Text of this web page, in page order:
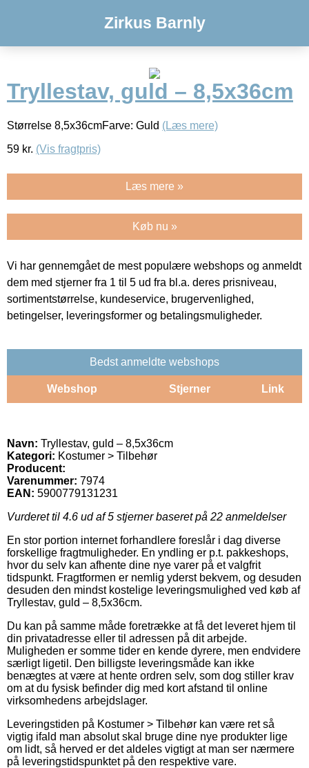
Zirkus Barnly
Tryllestav, guld – 8,5x36cm
Størrelse 8,5x36cmFarve: Guld (Læs mere)
59 kr. (Vis fragtpris)
Læs mere »
Køb nu »
Vi har gennemgået de mest populære webshops og anmeldt
dem med stjerner fra 1 til 5 ud fra bl.a. deres prisniveau,
sortimentstørrelse, kundeservice, brugervenlighed,
betingelser, leveringsformer og betalingsmuligheder.
Bedst anmeldte webshops
Webshop Stjerner Link
Navn: Tryllestav, guld – 8,5x36cm
Kategori: Kostumer > Tilbehør
Producent:
Varenummer: 7974
EAN: 5900779131231
Vurderet til 4.6 ud af 5 stjerner baseret på 22 anmeldelser
En stor portion internet forhandlere foreslår i dag diverse
forskellige fragtmuligheder. En yndling er p.t. pakkeshops,
hvor du selv kan afhente dine nye varer på et valgfrit
tidspunkt. Fragtformen er nemlig yderst bekvem, og desuden
desuden den mindst kostelige leveringsmulighed ved køb af
Tryllestav, guld – 8,5x36cm.
Du kan på samme måde foretrække at få det leveret hjem til
din privatadresse eller til adressen på dit arbejde.
Muligheden er somme tider en kende dyrere, men endvidere
særligt ligetil. Den billigste leveringsmåde kan ikke
benægtes at være at hente ordren selv, som dog stiller krav
om at du fysisk befinder dig med kort afstand til online
virksomhedens arbejdslager.
Leveringstiden på Kostumer > Tilbehør kan være ret så
vigtig ifald man absolut skal bruge dine nye produkter lige
om lidt, så herved er det aldeles vigtigt at man ser nærmere
på leveringstidspunktet på den respektive vare.